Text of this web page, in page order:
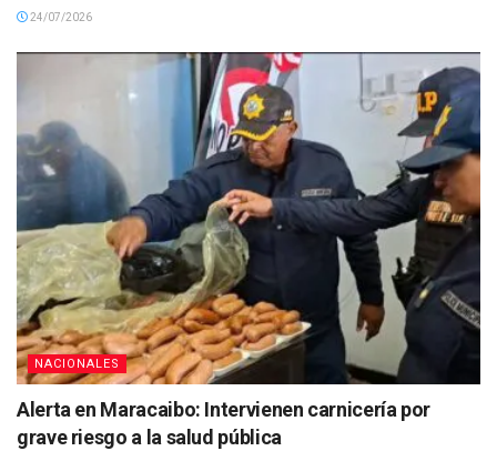
24/07/2026
NACIONALES
Alerta en Maracaibo: Intervienen carnicería por
grave riesgo a la salud pública